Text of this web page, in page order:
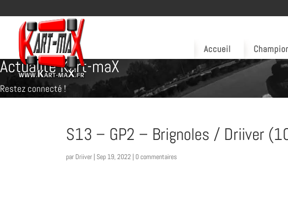
Accueil
Actualité Kart-maX
Restez connecté !
S13 – GP2 – Brignoles / Driiver
par Driiver | Sep 19, 2022 | 0 commentaires